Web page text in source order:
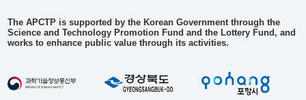
The APCTP is supported by the Korean Government through the
Science and Technology Promotion Fund and the Lottery Fund, and
works to enhance public value through its activities.